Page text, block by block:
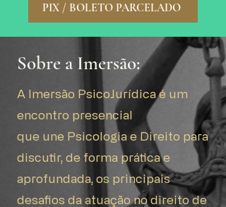
PIX / BOLETO PARCELADO
Sobre a Imersão:
A Imersão PsicoJurídica é um
encontro presencial
que une Psicologia e Direito para
discutir, de forma prática e
aprofundada, os principais
desafios da atuação no direito de